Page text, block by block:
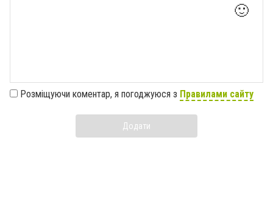
🙂
Розміщуючи коментар, я погоджуюся з Правилами сайту
Додати